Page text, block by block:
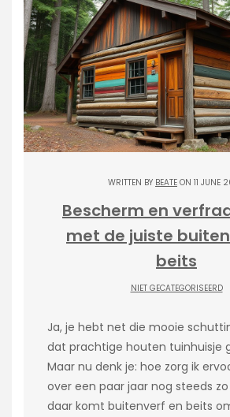
WRITTEN BY BEATE ON 11 JUNE
Bescherm en
met de juiste
beits
NIET GECATEGORISEERD
Ja, je hebt net die mooie
dat prachtige houten tuinhuisje
Maar nu denk je: hoe zorg ik
over een paar jaar nog steeds
daar komt buitenverf en beits